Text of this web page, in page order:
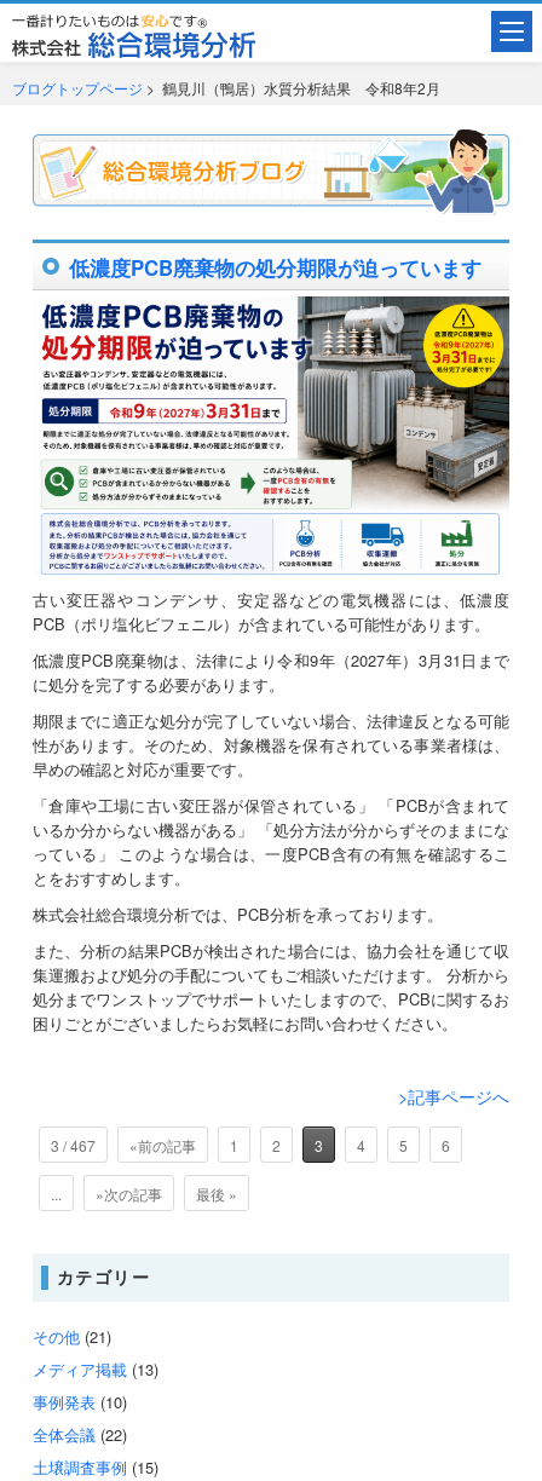
ブログトップページ > 鶴見川（鴨居）水質分析結果 令和8年2月
低濃度PCB廃棄物の処分期限が迫っています
古い変圧器やコンデンサ、安定器などの電気機器には、低濃度
PCB（ポリ塩化ビフェニル）が含まれている可能性があります。
低濃度PCB廃棄物は、法律により令和9年（2027年）3月31日まで
に処分を完了する必要があります。
期限までに適正な処分が完了していない場合、法律違反となる可能
性があります。そのため、対象機器を保有されている事業者様は、
早めの確認と対応が重要です。
「倉庫や工場に古い変圧器が保管されている」 「PCBが含まれて
いるか分からない機器がある」 「処分方法が分からずそのままにな
っている」 このような場合は、一度PCB含有の有無を確認するこ
とをおすすめします。
株式会社総合環境分析では、PCB分析を承っております。
また、分析の結果PCBが検出された場合には、協力会社を通じて収
集運搬および処分の手配についてもご相談いただけます。 分析から
処分までワンストップでサポートいたしますので、PCBに関するお
困りごとがございましたらお気軽にお問い合わせください。
>記事ページへ
3 / 467 «前の記事 1 2 3 4 5 6
... »次の記事 最後 »
カテゴリー
その他(21)
メディア掲載(13)
事例発表(10)
全体会議(22)
土壌調査事例 (15)